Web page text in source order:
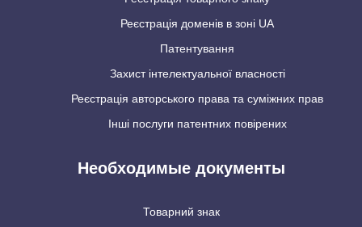
Реєстрація доменів в зоні UA
Патентування
Захист інтелектуальної власності
Реєстрація авторського права та суміжних прав
Інші послуги патентних повірених
Необходимые документы
Товарний знак